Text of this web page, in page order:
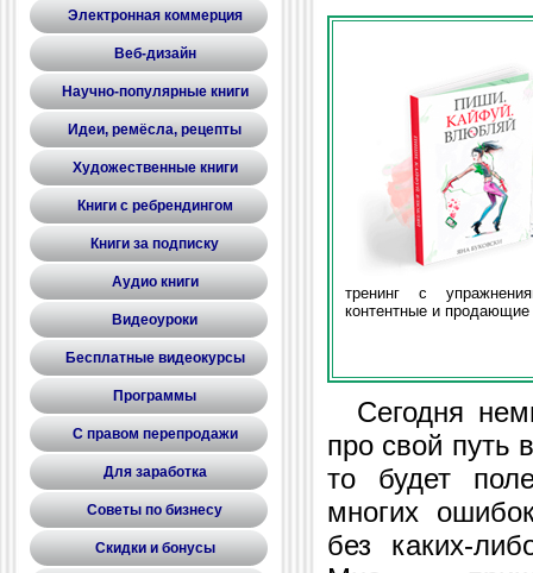
Электронная коммерция
Веб-дизайн
Научно-популярные книги
Идеи, ремёсла, рецепты
Художественные книги
Книги с ребрендингом
Книги за подписку
Аудио книги
Видеоуроки
Бесплатные видеокурсы
Программы
С правом перепродажи
Для заработка
Советы по бизнесу
Скидки и бонусы
тренинг с
контентные и продающие
Сегодня
про свой путь
то будет
многих
без каких-